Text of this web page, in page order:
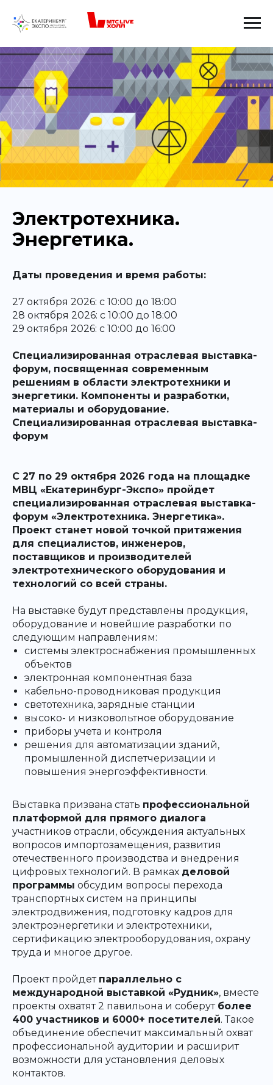
Электротехника.
Энергетика.
Даты проведения и время работы:
27 октября 2026: с 10:00 до 18:00
28 октября 2026: с 10:00 до 18:00
29 октября 2026: с 10:00 до 16:00
Специализированная отраслевая выставка-
форум, посвященная современным
решениям в области электротехники и
энергетики. Компоненты и разработки,
материалы и оборудование.
Специализированная отраслевая выставка-
форум
С 27 по 29 октября 2026 года на площадке
МВЦ «Екатеринбург-Экспо» пройдет
специализированная отраслевая выставка-
форум «Электротехника. Энергетика».
Проект станет новой точкой притяжения
для специалистов, инженеров,
поставщиков и производителей
электротехнического оборудования и
технологий со всей страны.
На выставке будут представлены продукция,
оборудование и новейшие разработки по
следующим направлениям:
системы электроснабжения промышленных
объектов
электронная компонентная база
кабельно-проводниковая продукция
светотехника, зарядные станции
высоко- и низковольтное оборудование
приборы учета и контроля
решения для автоматизации зданий,
промышленной диспетчеризации и
повышения энергоэффективности.
Выставка призвана стать профессиональной
платформой для прямого диалога
участников отрасли, обсуждения актуальных
вопросов импортозамещения, развития
отечественного производства и внедрения
цифровых технологий. В рамках деловой
программы обсудим вопросы перехода
транспортных систем на принципы
электродвижения, подготовку кадров для
электроэнергетики и электротехники,
сертификацию электрооборудования, охрану
труда и многое другое.
Проект пройдет параллельно с
международной выставкой «Рудник», вместе
проекты охватят 2 павильона и соберут более
400 участников и 6000+ посетителей. Такое
объединение обеспечит максимальный охват
профессиональной аудитории и расширит
возможности для установления деловых
контактов.